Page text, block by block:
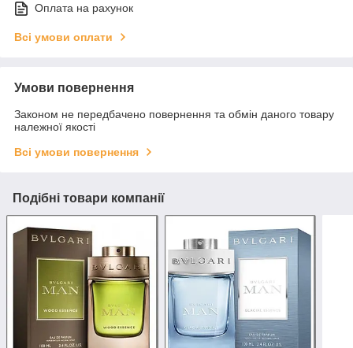
Оплата на рахунок
Всі умови оплати
Умови повернення
Законом не передбачено повернення та обмін даного товару
належної якості
Всі умови повернення
Подібні товари компанії